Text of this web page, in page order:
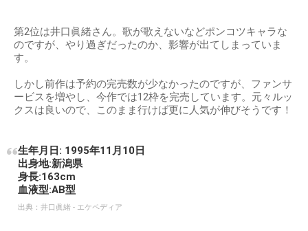
第2位は井口眞緒さん。歌が歌えないなどポンコツキャラな
のですが、やり過ぎだったのか、影響が出てしまっていま
す。
しかし前作は予約の完売数が少なかったのですが、ファンサ
ービスを増やし、今作では12枠を完売しています。元々ルッ
クスは良いので、このまま行けば更に人気が伸びそうです！
生年月日: 1995年11月10日
出身地:新潟県
身長:163cm
血液型:AB型
出典： 井口眞緒 - エケペディア